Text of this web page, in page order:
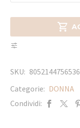

SKU: 8052144756536
Categorie: DONNA
Condividi: